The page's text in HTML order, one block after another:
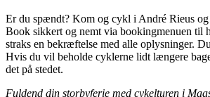
Er du spændt? Kom og cykl i André Rieus
Book sikkert og nemt via bookingmenuen til
straks en bekræftelse med alle oplysninger.
Hvis du vil beholde cyklerne lidt længere
det på stedet.
Fuldend din storbyferie med cykelturen i